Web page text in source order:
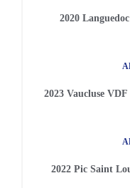
2020
2023 Vaucluse
2022 Pic Saint